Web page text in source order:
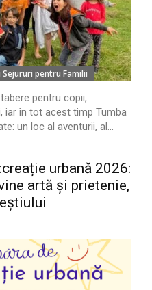
pentru Familii
pentru copii,
iar în tot acest timp Tumba
un loc al aventurii, al...
urbană 2026:
artă și prietenie,